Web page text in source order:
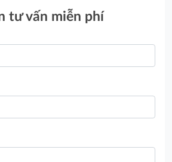
tư vấn miễn phí